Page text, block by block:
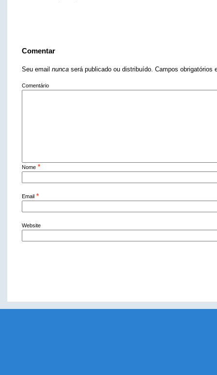
Comentar
Seu email nunca será publicado ou distribuído. Campos
Comentário
Nome *
Email *
Website